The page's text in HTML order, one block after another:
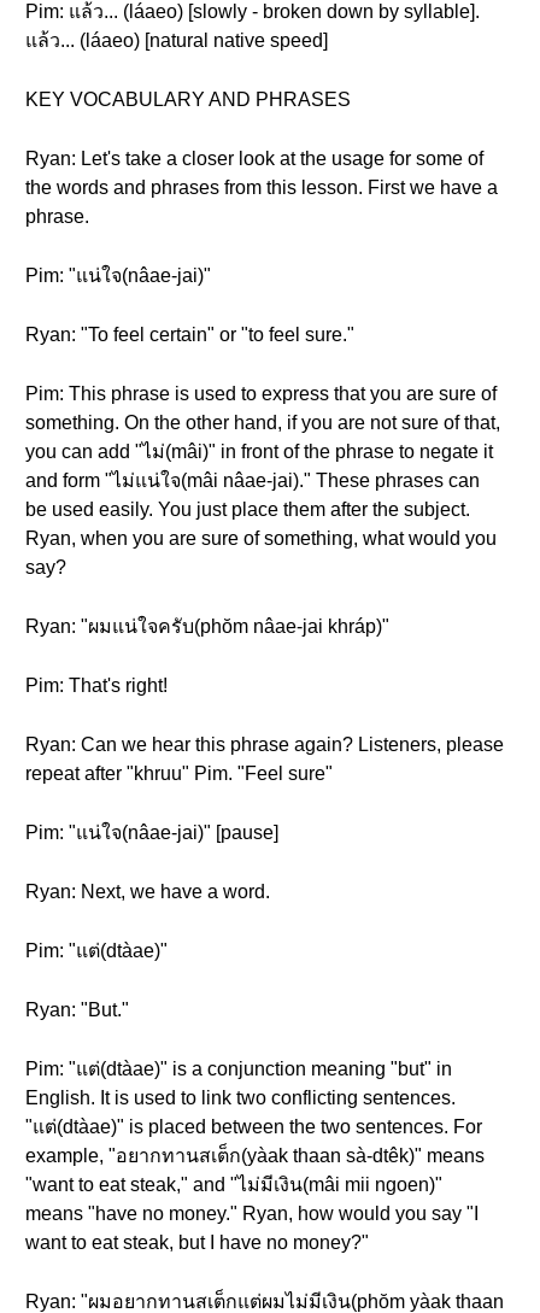
Pim: แล้ว... (láaeo) [slowly - broken down by syllable].
แล้ว... (láaeo) [natural native speed]
KEY VOCABULARY AND PHRASES
Ryan: Let's take a closer look at the usage for some of
the words and phrases from this lesson. First we have a
phrase.
Pim: "แน่ใจ(nâae-jai)"
Ryan: "To feel certain" or "to feel sure."
Pim: This phrase is used to express that you are sure of
something. On the other hand, if you are not sure of that,
you can add "ไม่(mâi)" in front of the phrase to negate it
and form "ไม่แน่ใจ(mâi nâae-jai)." These phrases can
be used easily. You just place them after the subject.
Ryan, when you are sure of something, what would you
say?
Ryan: "ผมแน่ใจครับ(phŏm nâae-jai khráp)"
Pim: That's right!
Ryan: Can we hear this phrase again? Listeners, please
repeat after "khruu" Pim. "Feel sure"
Pim: "แน่ใจ(nâae-jai)" [pause]
Ryan: Next, we have a word.
Pim: "แต่(dtàae)"
Ryan: "But."
Pim: "แต่(dtàae)" is a conjunction meaning "but" in
English. It is used to link two conflicting sentences.
"แต่(dtàae)" is placed between the two sentences. For
example, "อยากทานสเต็ก(yàak thaan sà-dtêk)" means
"want to eat steak," and "ไม่มีเงิน(mâi mii ngoen)"
means "have no money." Ryan, how would you say "I
want to eat steak, but I have no money?"
Ryan: "ผมอยากทานสเต็กแต่ผมไม่มีเงิน(phŏm yàak thaan